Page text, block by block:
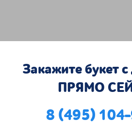
Закажите букет
ПРЯМО
8 (495)